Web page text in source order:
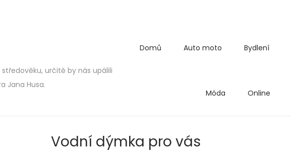
určitě by nás upálili
Jana Husa.
Domů Auto moto Bydlení
Móda Online
Vodní dýmka pro vás